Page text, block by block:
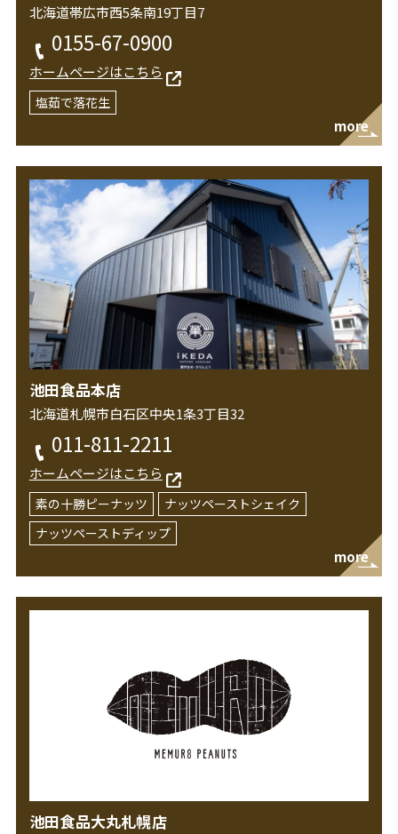
北海道帯広市西5条南19丁目7
0155-67-0900
ホームページはこちら
塩茹で落花生
more
池田食品本店
北海道札幌市白石区中央1条3丁目32
011-811-2211
ホームページはこちら
素の十勝ピーナッツ
ナッツペーストシェイク
ナッツペーストディップ
more
池田食品大丸札幌店